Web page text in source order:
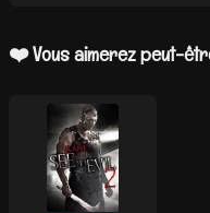
❤️ Vous aimerez peut-